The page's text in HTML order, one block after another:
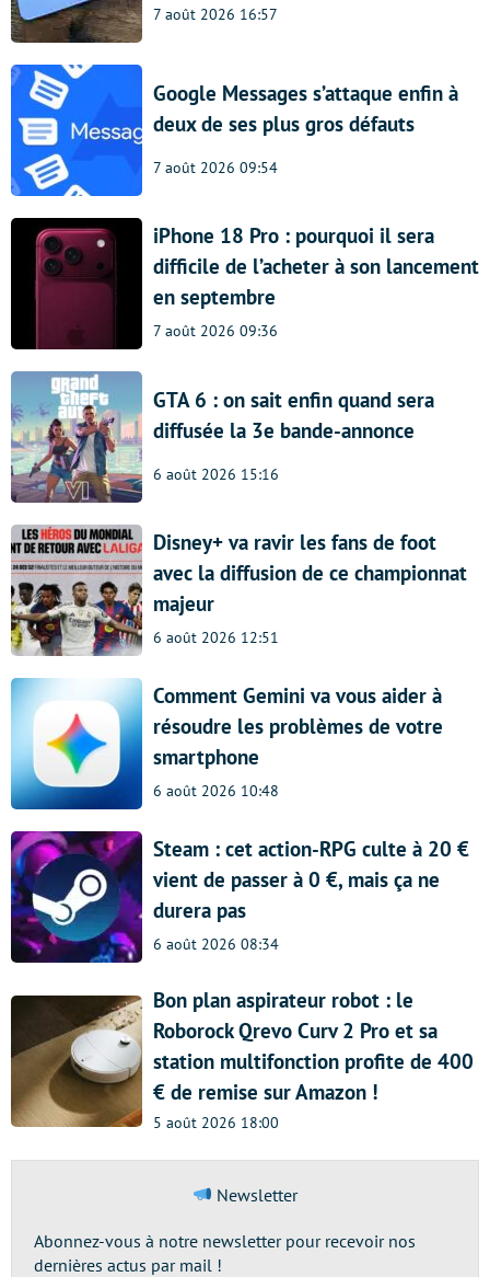
7 août 2026 16:57
Google Messages s’attaque enfin à
deux de ses plus gros défauts
7 août 2026 09:54
iPhone 18 Pro : pourquoi il sera
difficile de l’acheter à son lancement
en septembre
7 août 2026 09:36
GTA 6 : on sait enfin quand sera
diffusée la 3e bande-annonce
6 août 2026 15:16
Disney+ va ravir les fans de foot
avec la diffusion de ce championnat
majeur
6 août 2026 12:51
Comment Gemini va vous aider à
résoudre les problèmes de votre
smartphone
6 août 2026 10:48
Steam : cet action-RPG culte à 20 €
vient de passer à 0 €, mais ça ne
durera pas
6 août 2026 08:34
Bon plan aspirateur robot : le
Roborock Qrevo Curv 2 Pro et sa
station multifonction profite de 400
€ de remise sur Amazon !
5 août 2026 18:00
Newsletter
Abonnez-vous à notre newsletter pour recevoir nos
dernières actus par mail !